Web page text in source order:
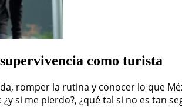
como turista
romper la rutina y conocer lo que
si me pierdo?, ¿qué tal si no es tan